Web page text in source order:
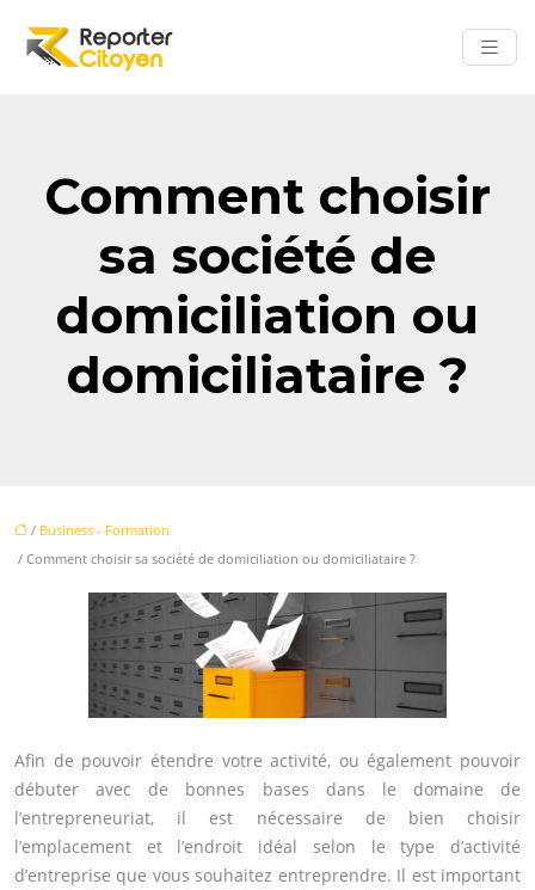
Comment choisir
sa société de
domiciliation ou
domiciliataire ?
/ Business - Formation
/ Comment choisir sa société de domiciliation ou domiciliataire ?
Afin de pouvoir étendre votre activité, ou également pouvoir
débuter avec de bonnes bases dans le domaine de
l’entrepreneuriat, il est nécessaire de bien choisir
l’emplacement et l’endroit idéal selon le type d’activité
d’entreprise que vous souhaitez entreprendre. Il est important